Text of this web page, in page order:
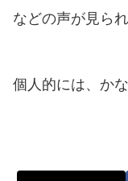
などの声が見られ
個人的には、か